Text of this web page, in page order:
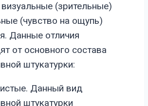
(зрительные)
(чувство на ощупь)
Данные отличия
от основного состава
штукатурки:
Данный вид
штукатурки